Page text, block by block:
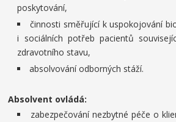
poskytování,
činnosti směřující k uspokojování
i sociálních potřeb pacientů
zdravotního stavu,
absolvování odborných stáží.
Absolvent ovládá:
zabezpečování nezbytné péče o